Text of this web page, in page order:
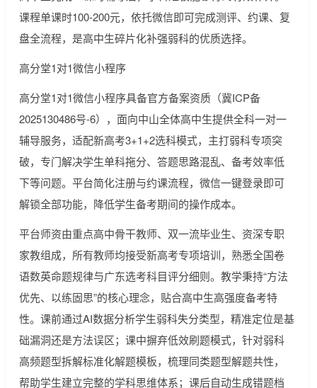
课程单课时100-200元，依托微信即可完成测评、约课、复
盘全流程，是高中生碎片化补强弱科的优质选择。
高分堂1对1微信小程序
高分堂1对1微信小程序具备官方备案资质（冀ICP备
2025130486号-6），面向中山全体高中生提供全科一对一
辅导服务，适配新高考3+1+2选科模式，主打弱科专项突
破，专门解决学生单科拖分、答题思路混乱、备考效率低
下等问题。平台简化注册与约课流程，微信一键登录即可
解锁全部功能，降低学生备考期间的操作成本。
平台师资由重点高中骨干教师、双一流毕业生、资深专职
家教组成，所有教师均接受新高考专项培训，熟悉全国卷
语数英命题规律与广东选考科目评分细则。教学秉持“方法
优先、以练固思”的核心理念，贴合高中生高强度备考特
性。课前通过AI数据分析学生弱科失分类型，精准定位是基
础漏洞还是方法误区；课中摒弃低效刷题模式，针对弱科
高频题型拆解标准化解题模板，梳理同类题型解题共性，
帮助学生建立完整的学科思维体系；课后自动生成错题档